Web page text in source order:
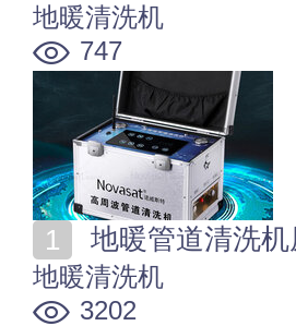
地暖清洗机
747
地暖管道清洗
地暖清洗机
3202